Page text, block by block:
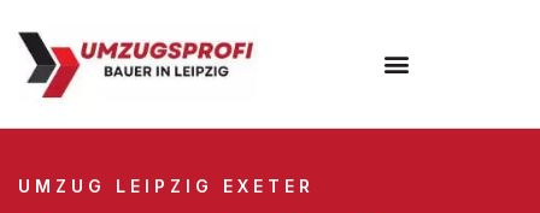
UMZUG LEIPZIG EXETER